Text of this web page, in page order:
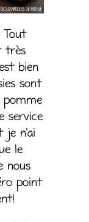
Tout
très
bien
sont
pomme
service
n’ai
le
nous
point